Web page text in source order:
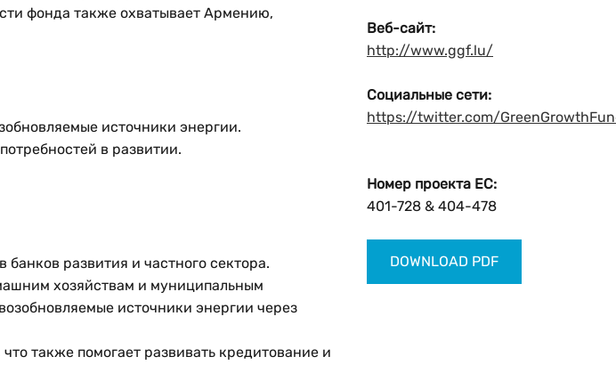
фонда также охватывает Армению,
источники энергии.
в развитии.
развития и частного сектора.
хозяйствам и муниципальным
источники энергии через
также помогает развивать кредитование и
Веб-сайт:
http://www.ggf.lu/
Социальные сети:
https://twitter.com/
Номер проекта ЕС:
401-728 & 404-478
DOWNLOAD PDF